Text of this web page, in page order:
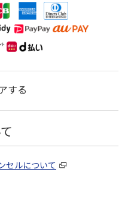
する
セルについて